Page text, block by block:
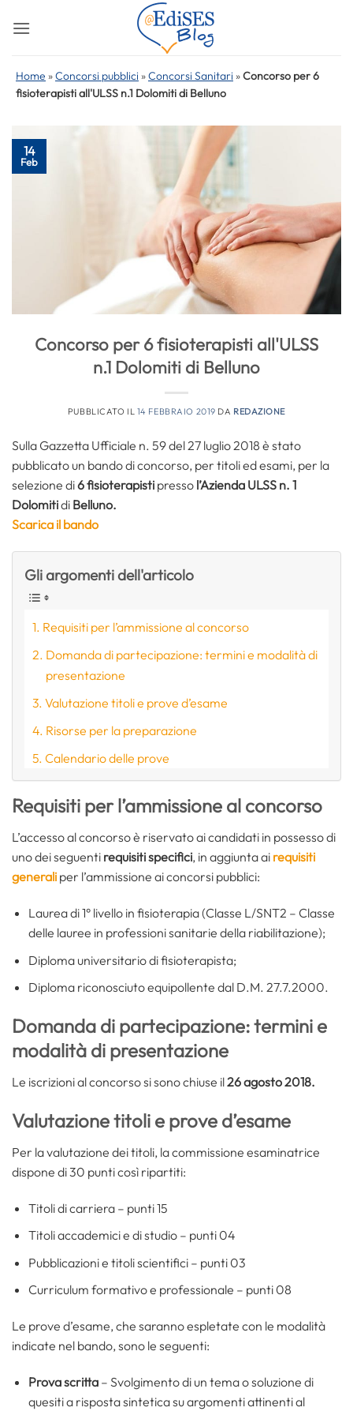
Home »Concorsi pubblici »Concorsi Sanitari »Concorso per 6
fisioterapisti all'ULSS n.1 Dolomiti di Belluno
14
Feb
Concorso per 6 fisioterapisti all'ULSS
n.1 Dolomiti di Belluno
PUBBLICATO IL 14 FEBBRAIO 2019 DA REDAZIONE
Sulla Gazzetta Ufficiale n. 59 del 27 luglio 2018 è stato
pubblicato un bando di concorso, per titoli ed esami, per la
selezione di6 fisioterapisti presso l’Azienda ULSS n. 1
Dolomitidi Belluno.
Scarica il bando
Gli argomenti dell'articolo
Requisiti per l’ammissione al concorso
Domanda di partecipazione: termini e modalità di
presentazione
Valutazione titoli e prove d’esame
Risorse per la preparazione
Calendario delle prove
Requisiti per l’ammissione al concorso
L’accesso al concorso è riservato ai candidati in possesso di
uno dei seguenti requisiti specifici, in aggiunta ai requisiti
generali per l’ammissione ai concorsi pubblici:
Laurea di 1° livello in fisioterapia (Classe L/SNT2 – Classe
delle lauree in professioni sanitarie della riabilitazione);
Diploma universitario di fisioterapista;
Diploma riconosciuto equipollente dal D.M. 27.7.2000.
Domanda di partecipazione: termini e
modalità di presentazione
Le iscrizioni al concorso si sono chiuse il26 agosto 2018.
Valutazione titoli e prove d’esame
Per la valutazione dei titoli, la commissione esaminatrice
dispone di 30 punti così ripartiti:
Titoli di carriera – punti 15
Titoli accademici e di studio – punti 04
Pubblicazioni e titoli scientifici – punti 03
Curriculum formativo e professionale – punti 08
Le prove d’esame, che saranno espletate con le modalità
indicate nel bando, sono le seguenti:
Prova scritta– Svolgimento di un tema o soluzione di
quesiti a risposta sintetica su argomenti attinenti al